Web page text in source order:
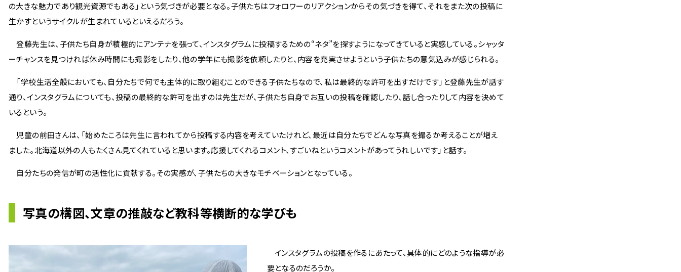
の大きな魅力であり観光資源でもある」という気づきが必要となる。子供たちはフォロワーのリアクションからその気づきを得て、それをまた次の投稿に
生かすというサイクルが生まれているといえるだろう。
登藤先生は、子供たち自身が積極的にアンテナを張って、インスタグラムに投稿するための“ネタ”を探すようになってきていると実感している。シャッタ
ーチャンスを見つければ休み時間にも撮影をしたり、他の学年にも撮影を依頼したりと、内容を充実させようという子供たちの意気込みが感じられる。
「学校生活全般においても、自分たちで何でも主体的に取り組むことのできる子供たちなので、私は最終的な許可を出すだけです」と登藤先生が話す
通り、インスタグラムについても、投稿の最終的な許可を出すのは先生だが、子供たち自身でお互いの投稿を確認したり、話し合ったりして内容を決めて
いるという。
児童の前田さんは、「始めたころは先生に言われてから投稿する内容を考えていたけれど、最近は自分たちでどんな写真を撮るか考えることが増え
ました。北海道以外の人もたくさん見てくれていると思います。応援してくれるコメント、すごいねというコメントがあってうれしいです」と話す。
自分たちの発信が町の活性化に貢献する。その実感が、子供たちの大きなモチベーションとなっている。
写真の構図、文章の推敲など教科等横断的な学びも
インスタグラムの投稿を作るにあたって、具体的にどのような指導が必
要となるのだろうか。